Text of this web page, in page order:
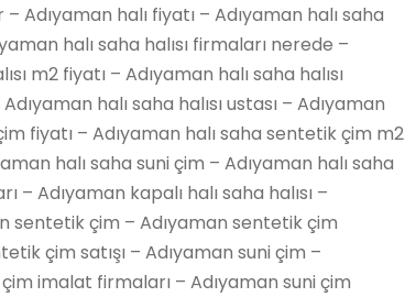
Adıyaman halı fiyatı – Adıyaman halı saha
halı saha halısı firmaları nerede –
m2 fiyatı – Adıyaman halı saha halısı
halı saha halısı ustası – Adıyaman
fiyatı – Adıyaman halı saha sentetik çim m2
halı saha suni çim – Adıyaman halı saha
– Adıyaman kapalı halı saha halısı –
sentetik çim – Adıyaman sentetik çim
çim satışı – Adıyaman suni çim –
imalat firmaları – Adıyaman suni çim